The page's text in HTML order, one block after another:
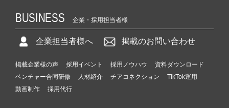
BUSINESS 企業・採用担当者様
企業担当者様へ 掲載のお問い合わせ
掲載企業様の声 採用イベント 採用ノウハウ
資料ダウンロード
ベンチャー合同研修
人材紹介 チアコネクション
TikTok運用
動画制作
採用代行